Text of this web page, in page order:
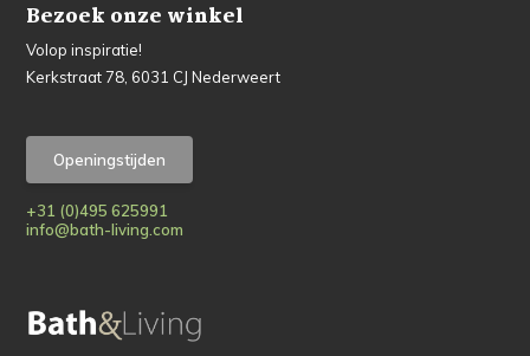
Bezoek onze winkel
Volop inspiratie!
Kerkstraat 78, 6031 CJ Nederweert
Openingstijden
+31 (0)495 625991
info@bath-living.com